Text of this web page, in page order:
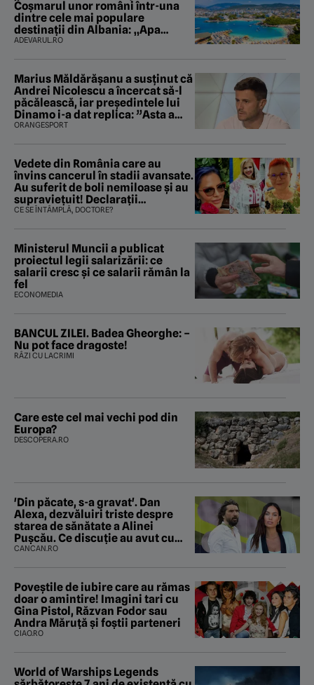
Coșmarul unor români într-una
dintre cele mai populare
destinații din Albania: „Apa
mirosea a canalizare”
ADEVARUL.RO
Marius Măldărăşanu a susţinut că
Andrei Nicolescu a încercat să-l
păcălească, iar preşedintele lui
Dinamo i-a dat replica: ”Asta a
fost istoria”
ORANGESPORT
Vedete din România care au
învins cancerul în stadii avansate.
Au suferit de boli nemiloase şi au
supravieţuit! Declarații
sfâșietoare
CE SE ÎNTÂMPLĂ, DOCTORE?
Ministerul Muncii a publicat
proiectul legii salarizării: ce
salarii cresc și ce salarii rămân la
fel
ECONOMEDIA
BANCUL ZILEI. Badea Gheorghe: –
Nu pot face dragoste!
RÂZI CU LACRIMI
Care este cel mai vechi pod din
Europa?
DESCOPERA.RO
'Din păcate, s-a gravat'. Dan
Alexa, dezvăluiri triste despre
starea de sănătate a Alinei
Pușcău. Ce discuție au avut cu
două zile în urmă
CANCAN.RO
Poveştile de iubire care au rămas
doar o amintire! Imagini tari cu
Gina Pistol, Răzvan Fodor sau
Andra Măruţă şi foştii parteneri
CIAO.RO
World of Warships Legends